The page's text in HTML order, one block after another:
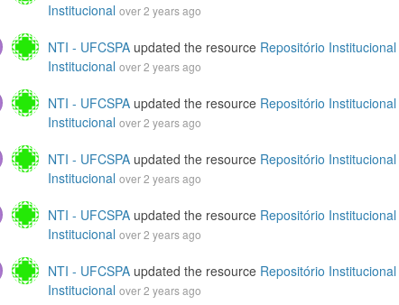
Institucional over 2 years ago
NTI - UFCSPA updated the resource Repositório Institucional
Institucional over 2 years ago
NTI - UFCSPA updated the resource Repositório Institucional
Institucional over 2 years ago
NTI - UFCSPA updated the resource Repositório Institucional
Institucional over 2 years ago
NTI - UFCSPA updated the resource Repositório Institucional
Institucional over 2 years ago
NTI - UFCSPA updated the resource Repositório Institucional
Institucional over 2 years ago